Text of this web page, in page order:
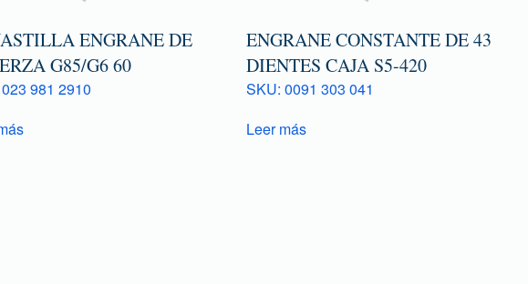
ENGRANE DE
G85/G6 60
981 2910
ENGRANE CONSTANTE DE 43
DIENTES CAJA S5-420
SKU: 0091 303 041
Leer más